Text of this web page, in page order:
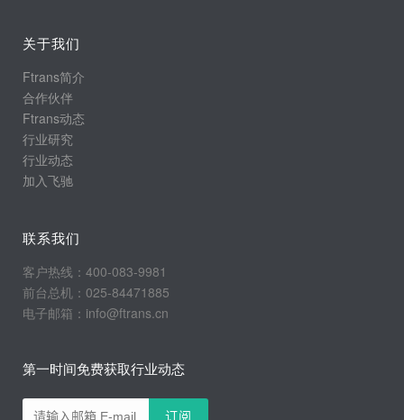
关于我们
Ftrans简介
合作伙伴
Ftrans动态
行业研究
行业动态
加入飞驰
联系我们
客户热线：400-083-9981
前台总机：025-84471885
电子邮箱：info@ftrans.cn
第一时间免费获取行业动态